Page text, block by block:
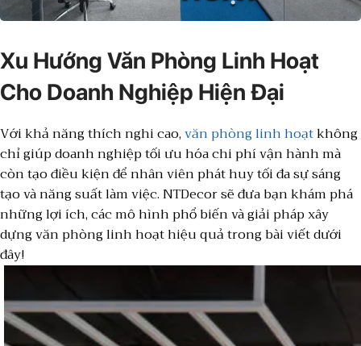
Xu Hướng Văn Phòng Linh Hoạt
Cho Doanh Nghiệp Hiện Đại
Với khả năng thích nghi cao,văn phòng linh hoạtkhông
chỉ giúp doanh nghiệp tối ưu hóa chi phí vận hành mà
còn tạo điều kiện để nhân viên phát huy tối đa sự sáng
tạo và năng suất làm việc. NTDecor sẽ đưa bạn khám phá
những lợi ích, các mô hình phổ biến và giải pháp xây
dựng văn phòng linh hoạt hiệu quả trong bài viết dưới
đây!